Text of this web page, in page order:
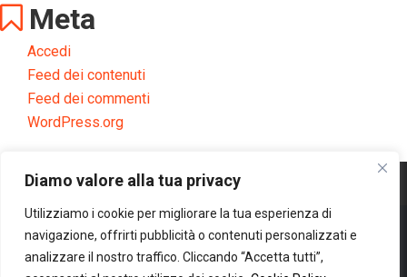
Diamo valore alla tua privacy
Utilizziamo i cookie per migliorare la tua esperienza di
navigazione, offrirti pubblicità o contenuti personalizzati e
analizzare il nostro traffico. Cliccando “Accetta tutti”,
Meta
Accedi
Feed dei contenuti
Feed dei commenti
WordPress.org
Copyright © 2020 Retail Institute Servizi SRL | Corso Europa 5 - Milano |